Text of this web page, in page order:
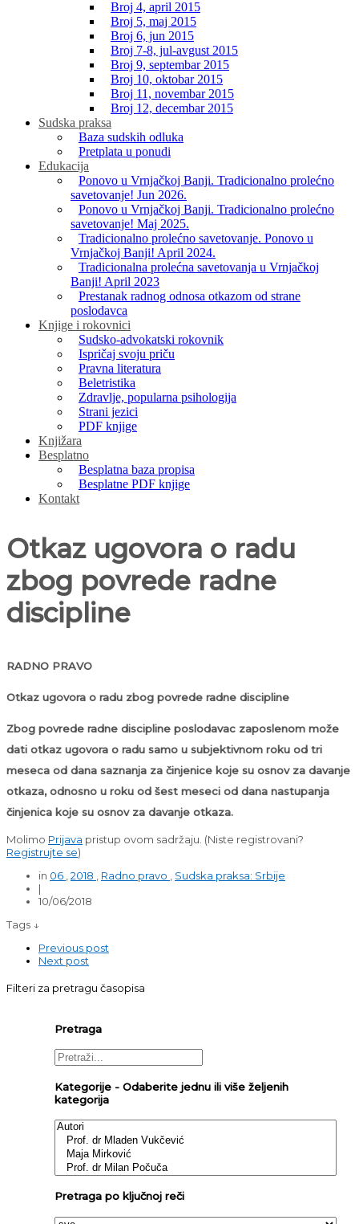
Broj 4, april 2015
Broj 5, maj 2015
Broj 6, jun 2015
Broj 7-8, jul-avgust 2015
Broj 9, septembar 2015
Broj 10, oktobar 2015
Broj 11, novembar 2015
Broj 12, decembar 2015
Sudska praksa
Baza sudskih odluka
Pretplata u ponudi
Edukacija
Ponovo u Vrnjačkoj Banji. Tradicionalno prolećno
savetovanje! Jun 2026.
Ponovo u Vrnjačkoj Banji. Tradicionalno prolećno
savetovanje! Maj 2025.
Tradicionalno prolećno savetovanje. Ponovo u
Vrnjačkoj Banji! April 2024.
Tradicionalna prolećna savetovanja u Vrnjačkoj
Banji! April 2023
Prestanak radnog odnosa otkazom od strane
poslodavca
Knjige i rokovnici
Sudsko-advokatski rokovnik
Ispričaj svoju priču
Pravna literatura
Beletristika
Zdravlje, popularna psihologija
Strani jezici
PDF knjige
Knjižara
Besplatno
Besplatna baza propisa
Besplatne PDF knjige
Kontakt
Otkaz ugovora o radu
zbog povrede radne
discipline
RADNO PRAVO
Otkaz ugovora o radu zbog povrede radne discipline
Zbog povrede radne discipline poslodavac zaposlenom može
dati otkaz ugovora o radu samo u subjektivnom roku od tri
meseca od dana saznanja za činjenice koje su osnov za davanje
otkaza, odnosno u roku od šest meseci od dana nastupanja
činjenica koje su osnov za davanje otkaza.
Molimo Prijava pristup ovom sadržaju. (Niste registrovani?
Registrujte se)
in 06 2018 Radno pravo
Sudska praksa: Srbije
|
10/06/2018
Tags ↓
Previous post
Next post
Filteri za pretragu časopisa
Pretraga
Kategorije - Odaberite jednu ili više željenih
kategorija
Pretraga po ključnoj reči